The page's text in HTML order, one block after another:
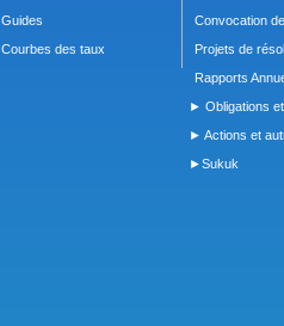
Guides
Courbes des taux
Convocation
Projets de
Rapports
► Obligations
► Actions et
►Sukuk